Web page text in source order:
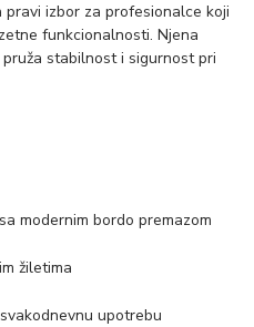
izbor za profesionalce koji
funkcionalnosti. Njena
stabilnost i sigurnost pri
modernim bordo premazom
žiletima
upotrebu